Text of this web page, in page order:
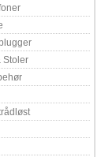
Stoler